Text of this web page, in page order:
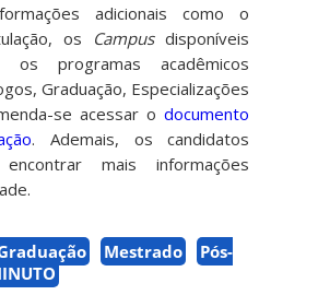
adicionais como o
os Campusdisponíveis
os programas acadêmicos
Graduação, Especializações
se acessar odocumento
. Ademais, os candidatos
mais informações
.
Mestrado
Pós-